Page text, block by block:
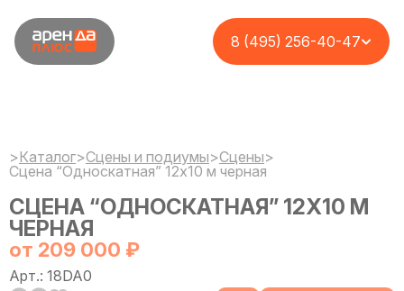
8 (495) 256-40-47
>Каталог>Сцены и подиумы>Сцены>
Сцена “Односкатная” 12х10 м черная
СЦЕНА “ОДНОСКАТНАЯ” 12Х10 М
ЧЕРНАЯ
от 209 000 ₽
Арт.: 18DA0